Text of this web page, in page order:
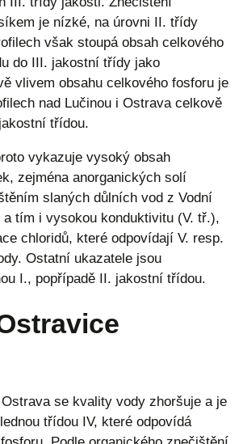
je nízké, na úrovni II. třídy
však stoupá obsah celkového
do III. jakostní třídy jako
vlivem obsahu celkového fosforu je
nad Lučinou i Ostrava celkově
třídou.
vykazuje vysoký obsah
zejména anorganických solí
slaných důlních vod z Vodní
a tím i vysokou konduktivitu (V. tř.),
chloridů, které odpovídají V. resp.
Ostatní ukazatele jsou
I., popřípadě II. jakostní třídou.
se kvality vody zhoršuje a je
třídou IV, které odpovídá